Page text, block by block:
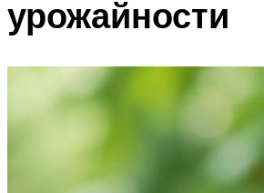
урожайности